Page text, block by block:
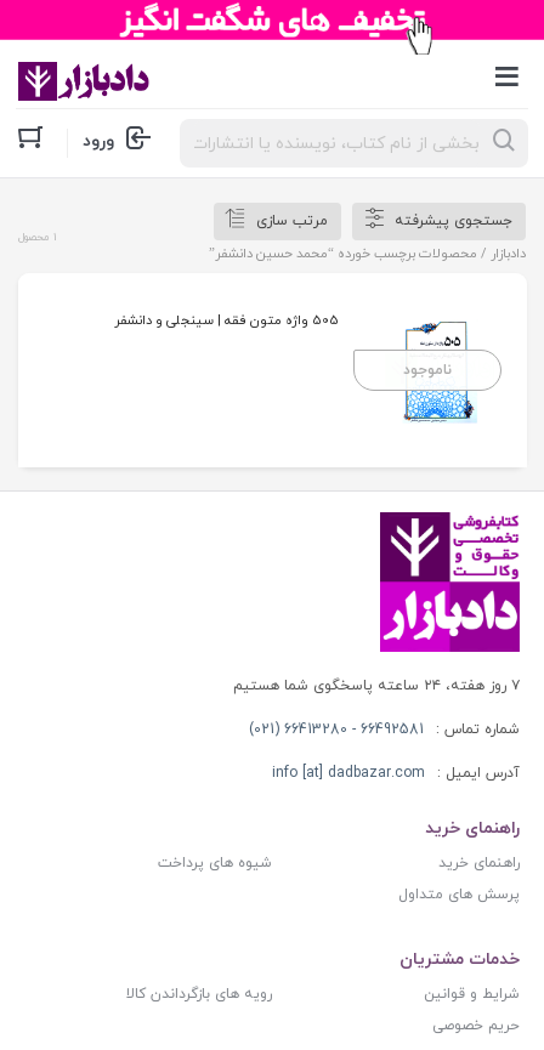
جستجوی
محصولات ورود
جستجوی پیشرفته
مرتب سازی
دادبازار / محصولات برچسب خورده “محمد حسین دانشفر”
1 محصول
ناموجود
505 واژه متون فقه | سینجلی و دانشفر
۷ روز هفته، ۲۴ ساعته پاسخگوی شما هستیم
شماره تماس : 66492581 - 66413280 (021)
آدرس ایمیل : info [at] dadbazar.com
راهنمای خرید
راهنمای خرید
شیوه های پرداخت
پرسش های متداول
خدمات مشتریان
شرایط و قوانین
رویه های بازگرداندن کالا
حریم خصوصی